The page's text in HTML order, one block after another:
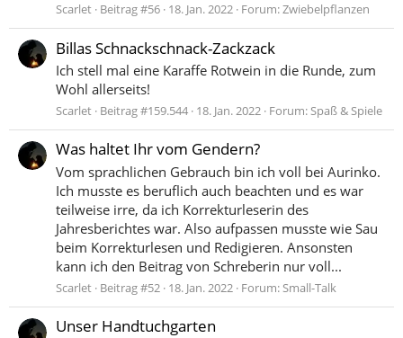
Scarlet Beitrag #56 18. Jan. 2022 Forum:Zwiebelpflanzen
Billas Schnackschnack-Zackzack
Ich stell mal eine Karaffe Rotwein in die Runde, zum
Wohl allerseits!
Scarlet Beitrag #159.544 18. Jan. 2022 Forum:Spaß & Spiele
Was haltet Ihr vom Gendern?
Vom sprachlichen Gebrauch bin ich voll bei Aurinko.
Ich musste es beruflich auch beachten und es war
teilweise irre, da ich Korrekturleserin des
Jahresberichtes war. Also aufpassen musste wie Sau
beim Korrekturlesen und Redigieren. Ansonsten
kann ich den Beitrag von Schreberin nur voll...
Scarlet Beitrag #52 18. Jan. 2022 Forum:Small-Talk
Unser Handtuchgarten